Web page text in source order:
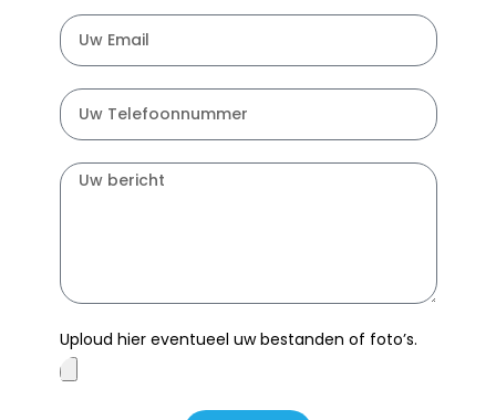
Uploud hier eventueel uw bestanden of foto’s.